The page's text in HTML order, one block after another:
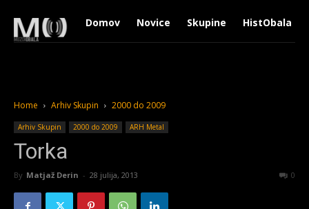
Domov Novice Skupine HistObala
Home Arhiv Skupin 2000 do 2009
Arhiv Skupin 2000 do 2009 ARH Metal
Torka
By Matjaž Derin - 28 julija, 2013 0